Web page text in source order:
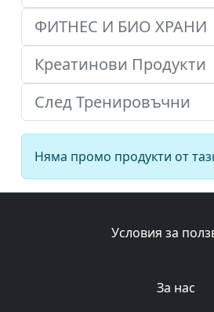
ФИТНЕС И БИО ХРАНИ
Креатинови Продукти
След Тренировъчни
Няма промо продукти от
Условия за
За нас